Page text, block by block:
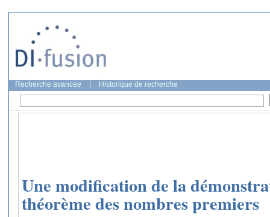
Recherche avancée Historique de recherche
Une modification de la
théorème des nombres premiers